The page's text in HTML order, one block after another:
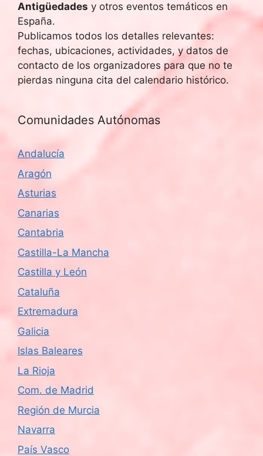
Antigüedades y otros eventos temáticos en
España.
Publicamos todos los detalles relevantes:
fechas, ubicaciones, actividades, y datos de
contacto de los organizadores para que no te
pierdas ninguna cita del calendario histórico.
Comunidades Autónomas
Andalucía
Aragón
Asturias
Canarias
Cantabria
Castilla-La Mancha
Castilla y León
Cataluña
Extremadura
Galicia
Islas Baleares
La Rioja
Com. de Madrid
Región de Murcia
Navarra
País Vasco